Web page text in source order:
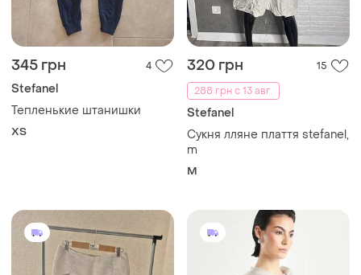
345 грн 4
Stefanel
Тепленькие штанишки
ХS
320 грн
15
288 грн с 13 авг.
Stefanel
Сукня лляне плаття stefanel,
m
M